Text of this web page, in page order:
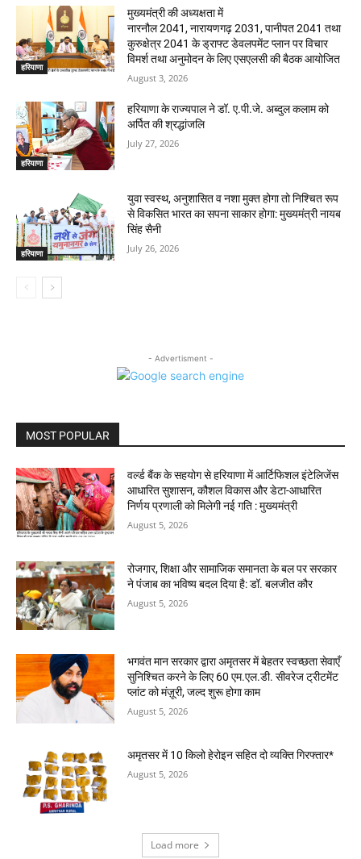
हरियाणा
मुख्यमंत्री की अध्यक्षता में
नारनौल 2041, नारायणगढ़ 2031, पानीपत 2041 तथा
कुरुक्षेत्र 2041 के ड्राफ्ट डेवलपमेंट प्लान पर विचार
विमर्श तथा अनुमोदन के लिए एसएलसी की बैठक आयोजित
August 3, 2026
हरियाणा
हरियाणा के राज्यपाल ने डॉ. ए.पी.जे. अब्दुल कलाम को
अर्पित की श्रद्धांजलि
July 27, 2026
हरियाणा
युवा स्वस्थ, अनुशासित व नशा मुक्त होगा तो निश्चित रूप
से विकसित भारत का सपना साकार होगा: मुख्यमंत्री नायब
सिंह सैनी
July 26, 2026
- Advertisment -
MOST POPULAR
वर्ल्ड बैंक के सहयोग से हरियाणा में आर्टिफिशल इंटेलिजेंस
आधारित सुशासन, कौशल विकास और डेटा-आधारित
निर्णय प्रणाली को मिलेगी नई गति : मुख्यमंत्री
August 5, 2026
रोजगार, शिक्षा और सामाजिक समानता के बल पर सरकार
ने पंजाब का भविष्य बदल दिया है: डॉ. बलजीत कौर
August 5, 2026
भगवंत मान सरकार द्वारा अमृतसर में बेहतर स्वच्छता सेवाएँ
सुनिश्चित करने के लिए 60 एम.एल.डी. सीवरेज ट्रीटमेंट
प्लांट को मंज़ूरी, जल्द शुरू होगा काम
August 5, 2026
अमृतसर में 10 किलो हेरोइन सहित दो व्यक्ति गिरफ्तार*
August 5, 2026
Load more